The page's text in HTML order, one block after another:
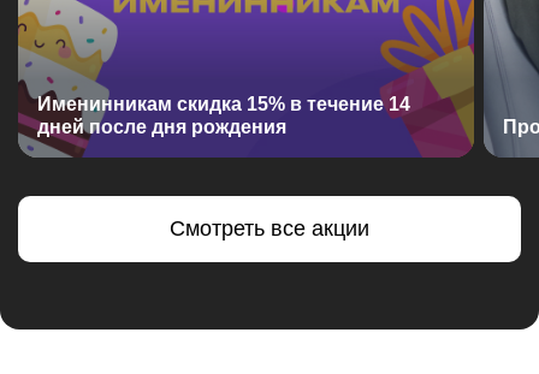
Именинникам скидка 15% в течение 14
дней после дня рождения
Смотреть все акции